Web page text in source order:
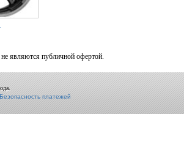
являются публичной офертой.
Безопасность платежей